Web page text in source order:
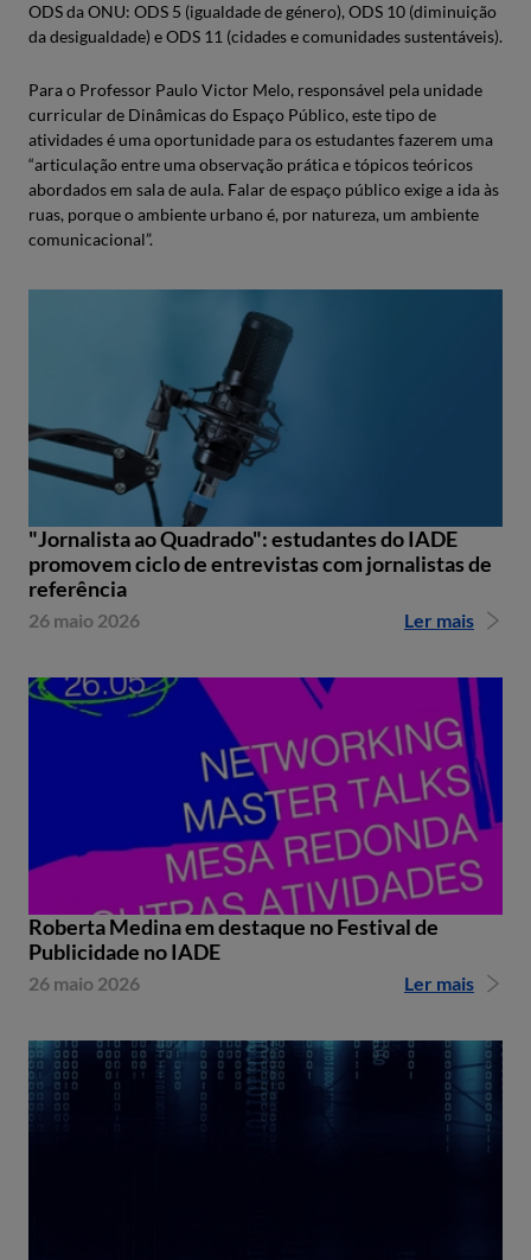
ODS da ONU: ODS 5 (igualdade de género), ODS 10 (diminuição
da desigualdade) e ODS 11 (cidades e comunidades sustentáveis).
Para o Professor Paulo Victor Melo, responsável pela unidade
curricular de Dinâmicas do Espaço Público, este tipo de
atividades é uma oportunidade para os estudantes fazerem uma
“articulação entre uma observação prática e tópicos teóricos
abordados em sala de aula. Falar de espaço público exige a ida às
ruas, porque o ambiente urbano é, por natureza, um ambiente
comunicacional”.
"Jornalista ao Quadrado": estudantes do IADE
promovem ciclo de entrevistas com jornalistas de
referência
26 maio 2026 Ler mais
Roberta Medina em destaque no Festival de
Publicidade no IADE
26 maio 2026 Ler mais